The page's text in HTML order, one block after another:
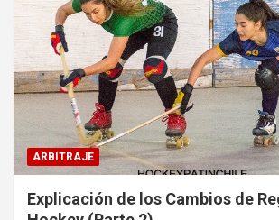
ARBITRAJE
Explicación de los Cambios de